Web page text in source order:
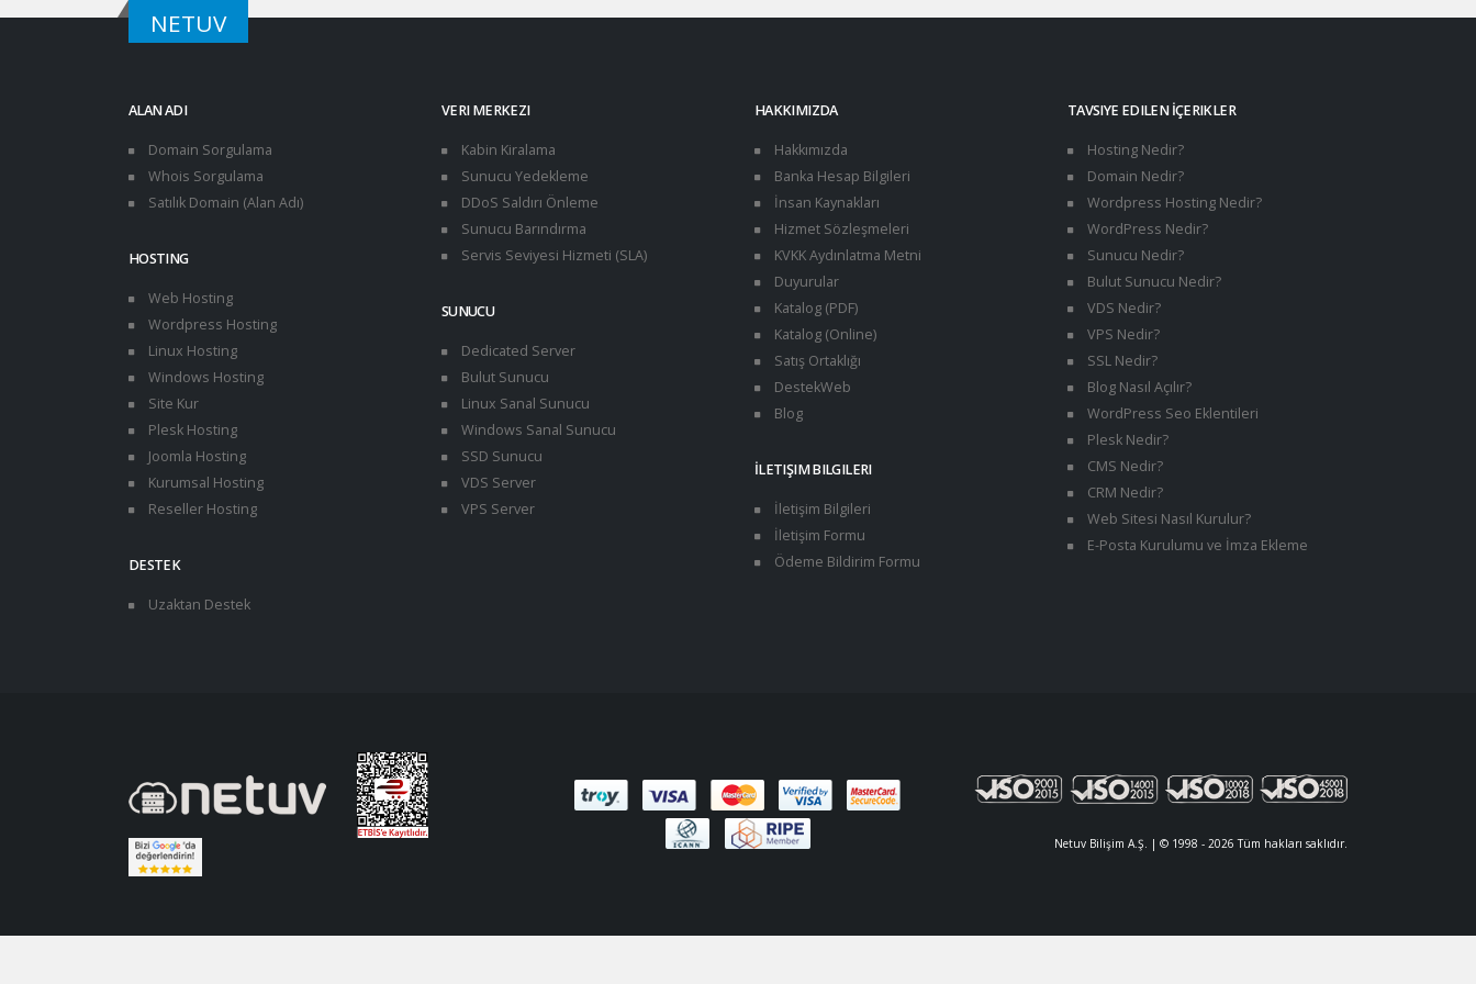
NETUV
ALAN ADI
Domain Sorgulama
Whois Sorgulama
Satılık Domain (Alan Adı)
HOSTING
Web Hosting
Wordpress Hosting
Linux Hosting
Windows Hosting
Site Kur
Plesk Hosting
Joomla Hosting
Kurumsal Hosting
Reseller Hosting
DESTEK
Uzaktan Destek
VERI MERKEZI
Kabin Kiralama
Sunucu Yedekleme
DDoS Saldırı Önleme
Sunucu Barındırma
Servis Seviyesi Hizmeti (SLA)
SUNUCU
Dedicated Server
Bulut Sunucu
Linux Sanal Sunucu
Windows Sanal Sunucu
SSD Sunucu
VDS Server
VPS Server
HAKKIMIZDA
Hakkımızda
Banka Hesap Bilgileri
İnsan Kaynakları
Hizmet Sözleşmeleri
KVKK Aydınlatma Metni
Duyurular
Katalog (PDF)
Katalog (Online)
Satış Ortaklığı
DestekWeb
Blog
İLETIŞIM BILGILERI
İletişim Bilgileri
İletişim Formu
Ödeme Bildirim Formu
TAVSIYE EDILEN İÇERIKLER
Hosting Nedir?
Domain Nedir?
Wordpress Hosting Nedir?
WordPress Nedir?
Sunucu Nedir?
Bulut Sunucu Nedir?
VDS Nedir?
VPS Nedir?
SSL Nedir?
Blog Nasıl Açılır?
WordPress Seo Eklentileri
Plesk Nedir?
CMS Nedir?
CRM Nedir?
Web Sitesi Nasıl Kurulur?
E-Posta Kurulumu ve İmza Ekleme
Netuv Bilişim A.Ş. | © 1998 - 2026 Tüm hakları saklıdır.